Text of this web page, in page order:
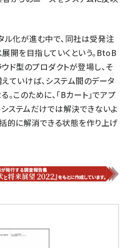
ル化が進む中で、同社は受発注
開を目指していくという。BtoB
ド型のプロダクトが登場し、そ
ていけば、システム間のデータ
このために、「Bカート」でアプ
システムだけでは解決できないよ
的に解消できる状態を作り上げ